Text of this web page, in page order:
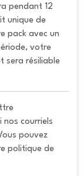
pendant 12
unique de
pack avec un
votre
sera résiliable
courriels
pouvez
politique de